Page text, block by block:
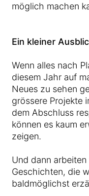
möglich machen
Ein kleiner
Wenn alles nach
diesem Jahr auf
Neues zu sehen
grössere Projekte
dem Abschluss
können es kaum
zeigen.
Und dann
Geschichten, die
baldmöglichst